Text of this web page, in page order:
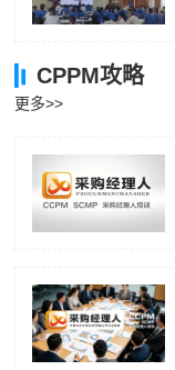
CPPM攻略
更多>>